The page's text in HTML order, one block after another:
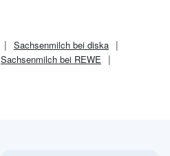
Sachsenmilch bei diska
Sachsenmilch bei REWE